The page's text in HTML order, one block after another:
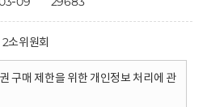
2소위원회
구매 제한을 위한 개인정보 처리에 관